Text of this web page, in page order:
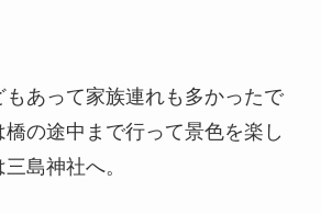
もあって家族連れも多かったで
の途中まで行って景色を楽し
島神社へ。